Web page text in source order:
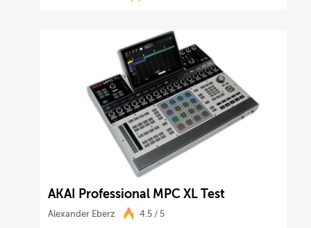
AKAI Professional MPC XL Test
Alexander Eberz 4.5 / 5